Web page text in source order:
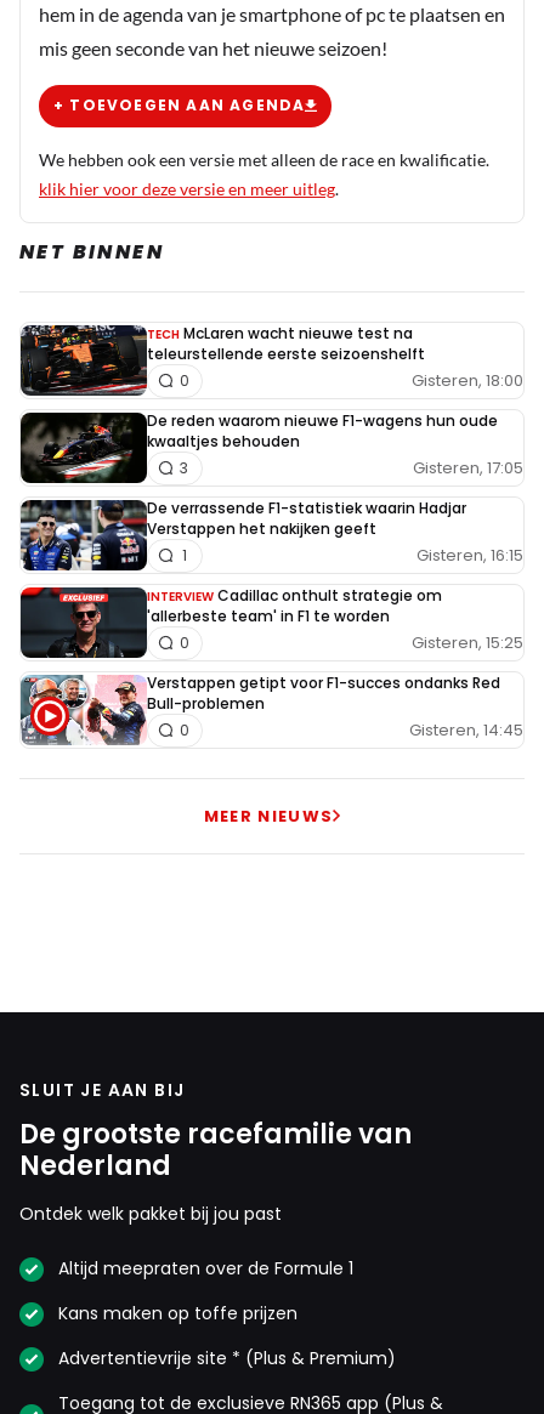
hem in de agenda van je smartphone of pc te plaatsen en
mis geen seconde van het nieuwe seizoen!
+ TOEVOEGEN AAN AGENDA
We hebben ook een versie met alleen de race en kwalificatie.
klik hier voor deze versie en meer uitleg.
NET BINNEN
TECH McLaren wacht nieuwe test na
teleurstellende eerste seizoenshelft
Gisteren, 18:00
0
De reden waarom nieuwe F1-wagens hun oude
kwaaltjes behouden
Gisteren, 17:05
3
De verrassende F1-statistiek waarin Hadjar
Verstappen het nakijken geeft
Gisteren, 16:15
1
INTERVIEW Cadillac onthult strategie om
'allerbeste team' in F1 te worden
Gisteren, 15:25
0
Verstappen getipt voor F1-succes ondanks Red
Bull-problemen
Gisteren, 14:45
0
MEER NIEUWS
SLUIT JE AAN BIJ
De grootste racefamilie van
Nederland
Ontdek welk pakket bij jou past
Altijd meepraten over de Formule 1
Kans maken op toffe prijzen
Advertentievrije site * (Plus & Premium)
Toegang tot de exclusieve RN365 app (Plus &